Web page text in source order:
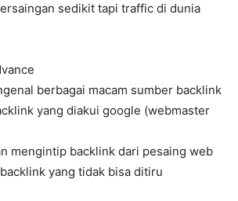
sedikit tapi traffic di dunia
berbagai macam sumber backlink
yang diakui google (webmaster
mengintip backlink dari pesaing web
yang tidak bisa ditiru